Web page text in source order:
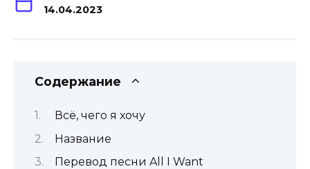
14.04.2023
Содержание
Всё, чего я хочу
Название
Перевод песни All I Want